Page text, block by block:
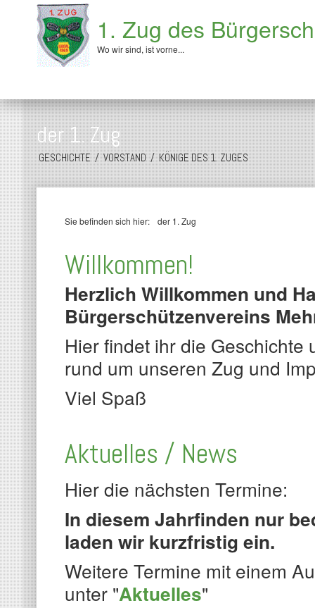
1. Zug des
Wo wir sind, ist vorne...
der 1. Zug
GESCHICHTE / VORSTAND / KÖNIGE DES 1. ZUGES
Sie befinden sich hier: der 1. Zug
Willkommen!
Herzlich Willkommen und
Bürgerschützenvereins
Hier findet ihr die
rund um unseren Zug und
Viel Spaß
Aktuelles / News
Hier die nächsten Termine:
In diesem Jahrfinden nur
laden wir kurzfristig ein.
Weitere Termine mit einem
unter "Aktuelles"